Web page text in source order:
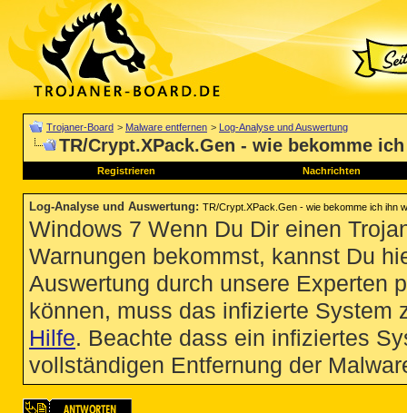
Trojaner-Board > Malware entfernen > Log-Analyse und Auswertung
TR/Crypt.XPack.Gen - wie bekomme
Registrieren Nachrichten
Log-Analyse und Auswertung: TR/Crypt.XPack.Gen - wie bekomme ich ihn
Windows 7 Wenn Du Dir einen
Warnungen bekommst, kannst Du
Auswertung durch unsere Experten
können, muss das infizierte System
Hilfe. Beachte dass ein infiziertes
vollständigen Entfernung der